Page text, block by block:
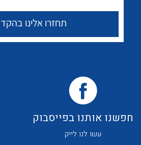
הצוות שלנו
About Ateka Ltd.
לכל מוצרי היצרן
חפשנו אותנו בפייסבוק
עשו לנו לייק